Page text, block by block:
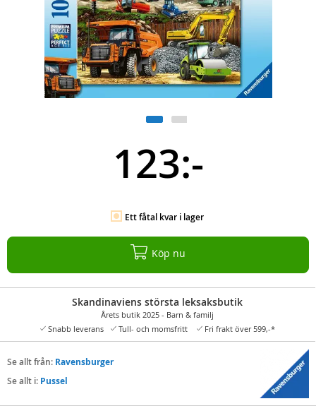
123:-
Ett fåtal kvar i lager
Köp nu
Skandinaviens största leksaksbutik
Årets butik 2025 - Barn & familj
Snabb leverans
Tull- och momsfritt Fri frakt över 599,-*
Se allt från: Ravensburger
Se allt i: Pussel